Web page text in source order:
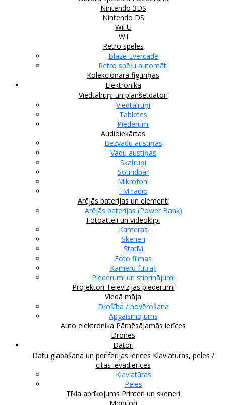
Nintendo 3DS
Nintendo DS
Wii U
Wii
Retro spēles
Blaze Evercade
Retro spēļu automāti
Kolekcionāra figūriņas
Elektronika
Viedtālruņi un planšetdatori
Viedtālruņi
Tabletes
Piederumi
Audioiekārtas
Bezvadu austiņas
Vadu austiņas
Skaļruņi
Soundbar
Mikrofoni
FM radio
Ārējās baterijas un elementi
Ārējās baterijas (Power Bank)
Fotoattēli un videoklipi
Kameras
Skeneri
Statīvi
Foto filmas
Kameru futrāļi
Piederumi un stiprinājumi
Projektori Televīzijas piederumi
Viedā māja
Drošība / novērošana
Apgaismojums
Auto elektronika Pārnēsājamās ierīces
Drones
Datori
Datu glabāšana un perifērijas ierīces Klaviatūras, peles /
citas ievadierīces
Klaviatūras
Peles
Tīkla aprīkojums Printeri un skeneri
Monitori